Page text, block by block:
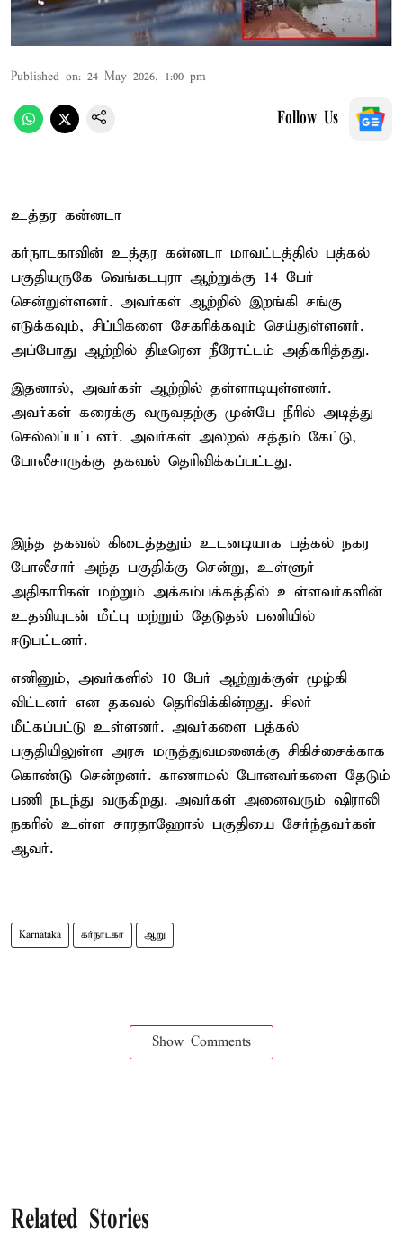
Published on: 24 May 2026, 1:00 pm
Follow Us
உத்தர கன்னடா
கர்நாடகாவின் உத்தர கன்னடா மாவட்டத்தில் பத்கல்
பகுதியருகே வெங்கடபுரா ஆற்றுக்கு 14 பேர்
சென்றுள்ளனர். அவர்கள் ஆற்றில் இறங்கி சங்கு
எடுக்கவும், சிப்பிகளை சேகரிக்கவும் செய்துள்ளனர்.
அப்போது ஆற்றில் திடீரென நீரோட்டம் அதிகரித்தது.
இதனால், அவர்கள் ஆற்றில் தள்ளாடியுள்ளனர்.
அவர்கள் கரைக்கு வருவதற்கு முன்பே நீரில் அடித்து
செல்லப்பட்டனர். அவர்கள் அலறல் சத்தம் கேட்டு,
போலீசாருக்கு தகவல் தெரிவிக்கப்பட்டது.
இந்த தகவல் கிடைத்ததும் உடனடியாக பத்கல் நகர
போலீசார் அந்த பகுதிக்கு சென்று, உள்ளூர்
அதிகாரிகள் மற்றும் அக்கம்பக்கத்தில் உள்ளவர்களின்
உதவியுடன் மீட்பு மற்றும் தேடுதல் பணியில்
ஈடுபட்டனர்.
எனினும், அவர்களில் 10 பேர் ஆற்றுக்குள் மூழ்கி
விட்டனர் என தகவல் தெரிவிக்கின்றது. சிலர்
மீட்கப்பட்டு உள்ளனர். அவர்களை பத்கல்
பகுதியிலுள்ள அரசு மருத்துவமனைக்கு சிகிச்சைக்காக
கொண்டு சென்றனர். காணாமல் போனவர்களை தேடும்
பணி நடந்து வருகிறது. அவர்கள் அனைவரும் ஷிராலி
நகரில் உள்ள சாரதாஹோல் பகுதியை சேர்ந்தவர்கள்
ஆவர்.
Karnataka கர்நாடகா ஆறு
Show Comments
Related Stories